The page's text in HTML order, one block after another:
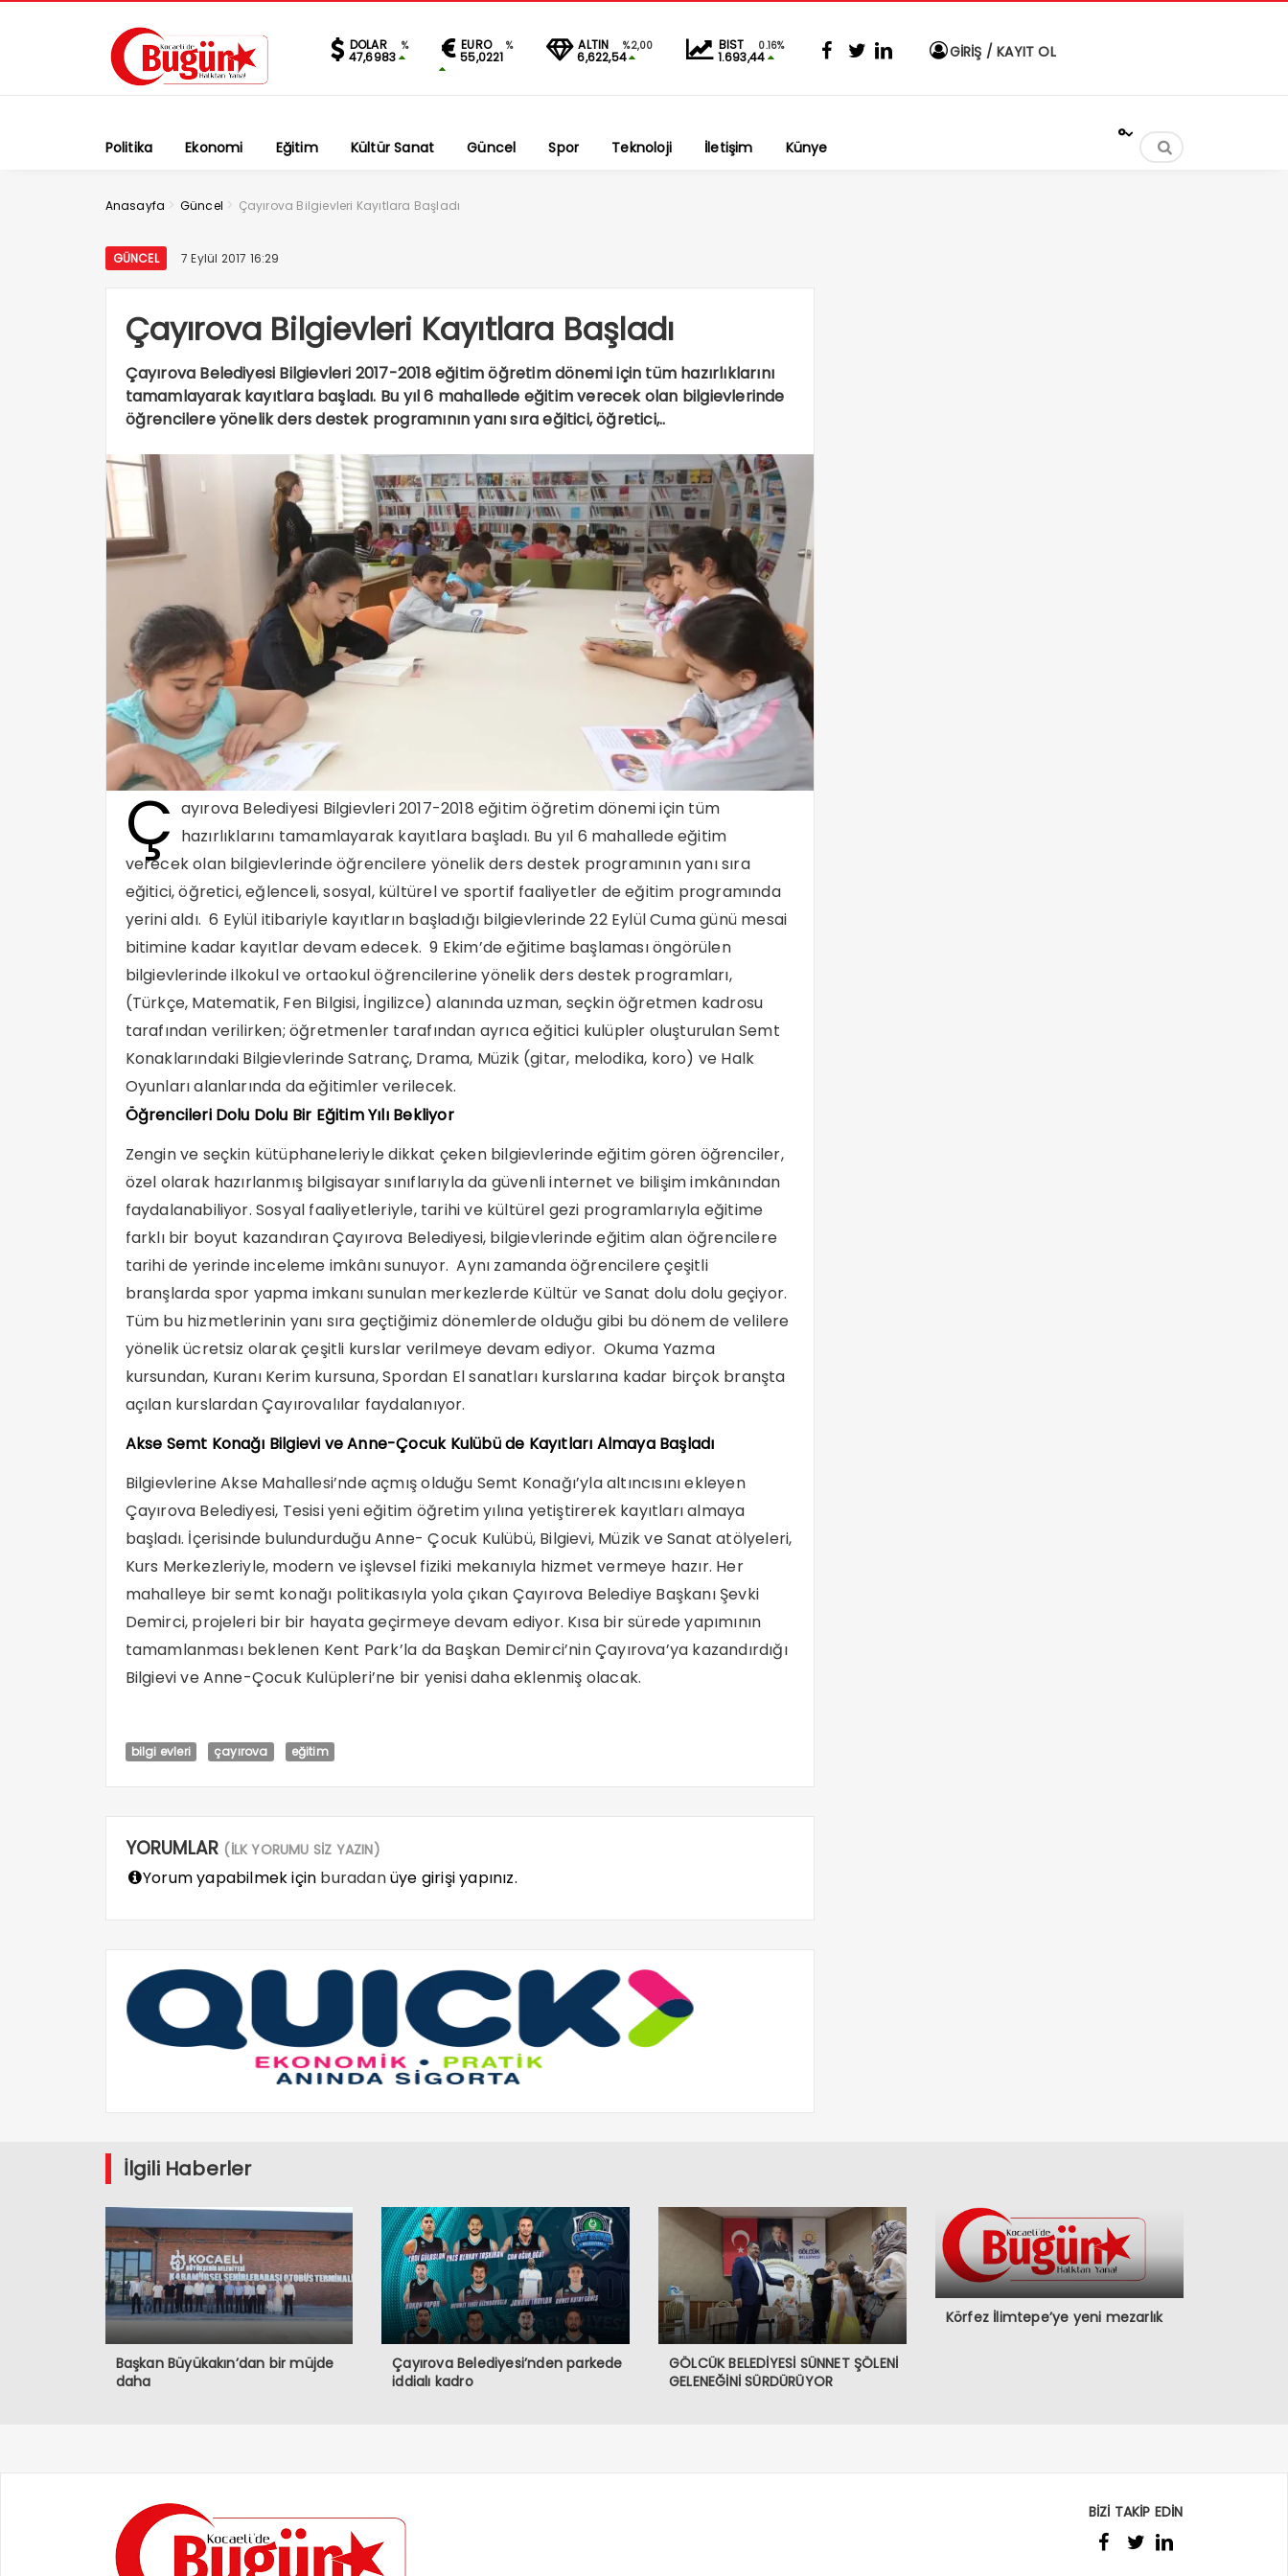
DOLAR %
47,6983
EURO %
55,0221
ALTIN %2,00
6,622,54
BIST 0.16%
1.693,44 GİRİŞ / KAYIT OL
Politika Ekonomi Eğitim Kültür Sanat Güncel Spor Teknoloji İletişim Künye
°
Anasayfa > Güncel > Çayırova Bilgievleri Kayıtlara Başladı
GÜNCEL 7 Eylül 2017 16:29
Çayırova Bilgievleri Kayıtlara Başladı
Çayırova Belediyesi Bilgievleri 2017-2018 eğitim öğretim dönemi için tüm hazırlıklarını
tamamlayarak kayıtlara başladı. Bu yıl 6 mahallede eğitim verecek olan bilgievlerinde
öğrencilere yönelik ders destek programının yanı sıra eğitici, öğretici,..
Ç ayırova Belediyesi Bilgievleri 2017-2018 eğitim öğretim dönemi için tüm
hazırlıklarını tamamlayarak kayıtlara başladı. Bu yıl 6 mahallede eğitim
verecek olan bilgievlerinde öğrencilere yönelik ders destek programının yanı sıra
eğitici, öğretici, eğlenceli, sosyal, kültürel ve sportif faaliyetler de eğitim programında
yerini aldı. 6 Eylül itibariyle kayıtların başladığı bilgievlerinde 22 Eylül Cuma günü mesai
bitimine kadar kayıtlar devam edecek. 9 Ekim’de eğitime başlaması öngörülen
bilgievlerinde ilkokul ve ortaokul öğrencilerine yönelik ders destek programları,
(Türkçe, Matematik, Fen Bilgisi, İngilizce) alanında uzman, seçkin öğretmen kadrosu
tarafından verilirken; öğretmenler tarafından ayrıca eğitici kulüpler oluşturulan Semt
Konaklarındaki Bilgievlerinde Satranç, Drama, Müzik (gitar, melodika, koro) ve Halk
Oyunları alanlarında da eğitimler verilecek.
Öğrencileri Dolu Dolu Bir Eğitim Yılı Bekliyor
Zengin ve seçkin kütüphaneleriyle dikkat çeken bilgievlerinde eğitim gören öğrenciler,
özel olarak hazırlanmış bilgisayar sınıflarıyla da güvenli internet ve bilişim imkânından
faydalanabiliyor. Sosyal faaliyetleriyle, tarihi ve kültürel gezi programlarıyla eğitime
farklı bir boyut kazandıran Çayırova Belediyesi, bilgievlerinde eğitim alan öğrencilere
tarihi de yerinde inceleme imkânı sunuyor. Aynı zamanda öğrencilere çeşitli
branşlarda spor yapma imkanı sunulan merkezlerde Kültür ve Sanat dolu dolu geçiyor.
Tüm bu hizmetlerinin yanı sıra geçtiğimiz dönemlerde olduğu gibi bu dönem de velilere
yönelik ücretsiz olarak çeşitli kurslar verilmeye devam ediyor. Okuma Yazma
kursundan, Kuranı Kerim kursuna, Spordan El sanatları kurslarına kadar birçok branşta
açılan kurslardan Çayırovalılar faydalanıyor.
Akse Semt Konağı Bilgievi ve Anne-Çocuk Kulübü de Kayıtları Almaya Başladı
Bilgievlerine Akse Mahallesi’nde açmış olduğu Semt Konağı’yla altıncısını ekleyen
Çayırova Belediyesi, Tesisi yeni eğitim öğretim yılına yetiştirerek kayıtları almaya
başladı. İçerisinde bulundurduğu Anne- Çocuk Kulübü, Bilgievi, Müzik ve Sanat atölyeleri,
Kurs Merkezleriyle, modern ve işlevsel fiziki mekanıyla hizmet vermeye hazır. Her
mahalleye bir semt konağı politikasıyla yola çıkan Çayırova Belediye Başkanı Şevki
Demirci, projeleri bir bir hayata geçirmeye devam ediyor. Kısa bir sürede yapımının
tamamlanması beklenen Kent Park’la da Başkan Demirci’nin Çayırova’ya kazandırdığı
Bilgievi ve Anne-Çocuk Kulüpleri’ne bir yenisi daha eklenmiş olacak.
bilgi evleri çayırova eğitim
YORUMLAR (İLK YORUMU SİZ YAZIN)
Yorum yapabilmek için buradanüye girişi yapınız.
İlgili Haberler
Başkan Büyükakın’dan bir müjde
daha
Çayırova Belediyesi’nden parkede
iddialı kadro
GÖLCÜK BELEDİYESİ SÜNNET ŞÖLENİ
GELENEĞİNİ SÜRDÜRÜYOR
Körfez İlimtepe’ye yeni mezarlık
BİZİ TAKİP EDİN